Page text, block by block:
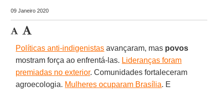
09 Janeiro 2020
Políticas anti-indigenistas avançaram, mas povos
mostram força ao enfrentá-las. Lideranças foram
premiadas no exterior. Comunidades fortaleceram
agroecologia. Mulheres ocuparam Brasília. E